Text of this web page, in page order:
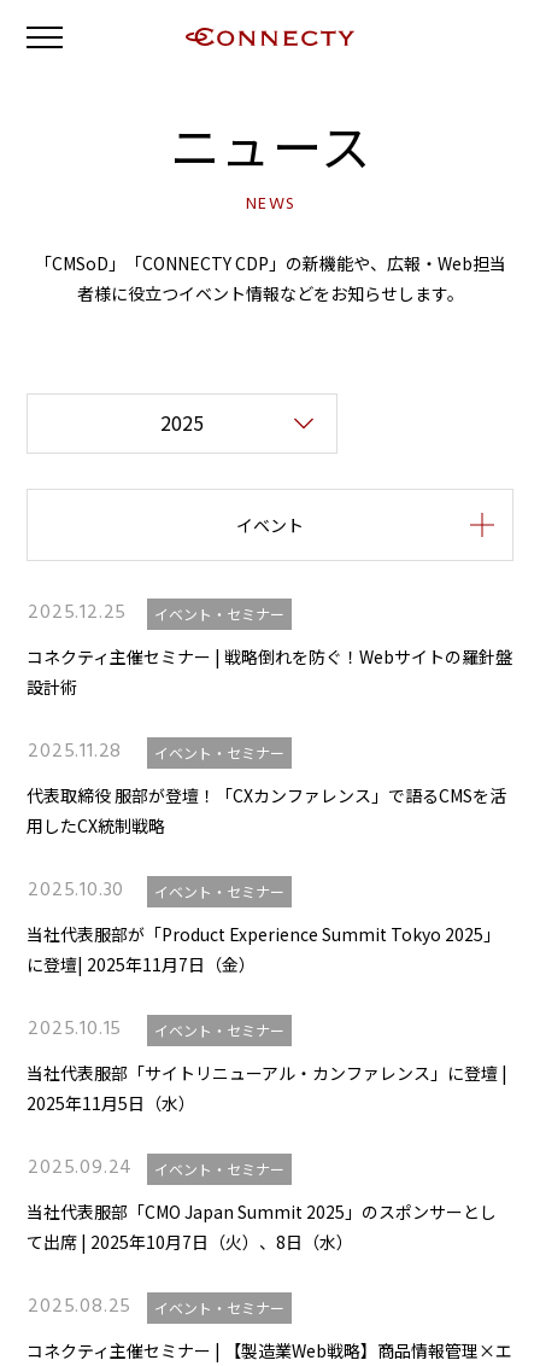
ニュース
NEWS
「CMSoD」「CONNECTY CDP」の新機能や、広報・Web担当
者様に役立つイベント情報などをお知らせします。
イベント
2025.12.25 イベント・セミナー
コネクティ主催セミナー | 戦略倒れを防ぐ！Webサイトの羅針盤
設計術
2025.11.28 イベント・セミナー
代表取締役 服部が登壇！「CXカンファレンス」で語るCMSを活
用したCX統制戦略
2025.10.30 イベント・セミナー
当社代表服部が「Product Experience Summit Tokyo 2025」
に登壇| 2025年11月7日（金）
2025.10.15 イベント・セミナー
当社代表服部「サイトリニューアル・カンファレンス」に登壇 |
2025年11月5日（水）
2025.09.24 イベント・セミナー
当社代表服部「CMO Japan Summit 2025」のスポンサーとし
て出席 | 2025年10月7日（火）、8日（水）
2025.08.25 イベント・セミナー
コネクティ主催セミナー | 【製造業Web戦略】商品情報管理×エ